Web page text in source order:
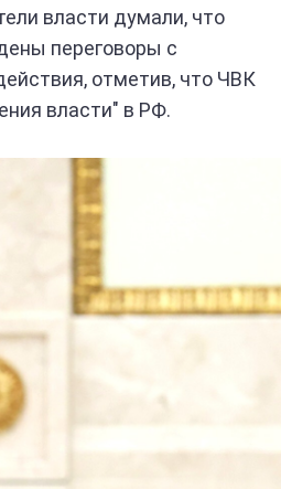
власти думали, что
переговоры с
отметив, что ЧВК
власти" в РФ.